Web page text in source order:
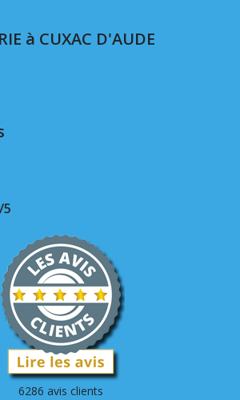
à CUXAC D'AUDE
6286 avis clients